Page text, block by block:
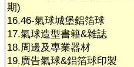
期)
16.46-氣球城堡鋁箔球
17.氣球造型書籍&雜誌
18.周邊及專業器材
19.廣告氣球&鋁箔球印製